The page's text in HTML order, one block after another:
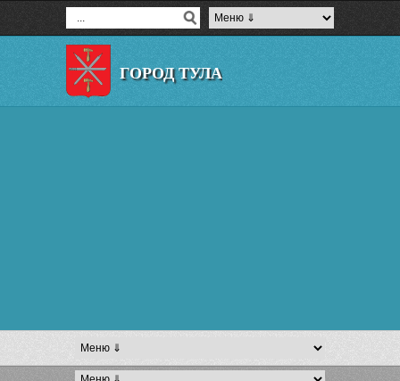
ГОРОД ТУЛА